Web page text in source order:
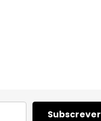
Subscrever